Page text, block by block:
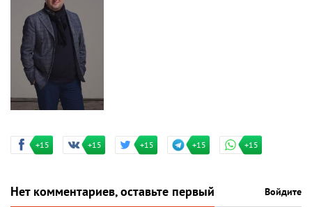
+15 +15 +15 +15 +15
Нет комментариев, оставьте первый Войдите